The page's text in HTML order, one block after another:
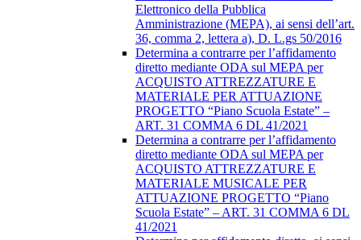
Elettronico della Pubblica
Amministrazione (MEPA), ai sensi dell’art.
36, comma 2, lettera a), D. L.gs 50/2016
Determina a contrarre per l’affidamento
diretto mediante ODA sul MEPA per
ACQUISTO ATTREZZATURE E
MATERIALE PER ATTUAZIONE
PROGETTO “Piano Scuola Estate” –
ART. 31 COMMA 6 DL 41/2021
Determina a contrarre per l’affidamento
diretto mediante ODA sul MEPA per
ACQUISTO ATTREZZATURE E
MATERIALE MUSICALE PER
ATTUAZIONE PROGETTO “Piano
Scuola Estate” – ART. 31 COMMA 6 DL
41/2021